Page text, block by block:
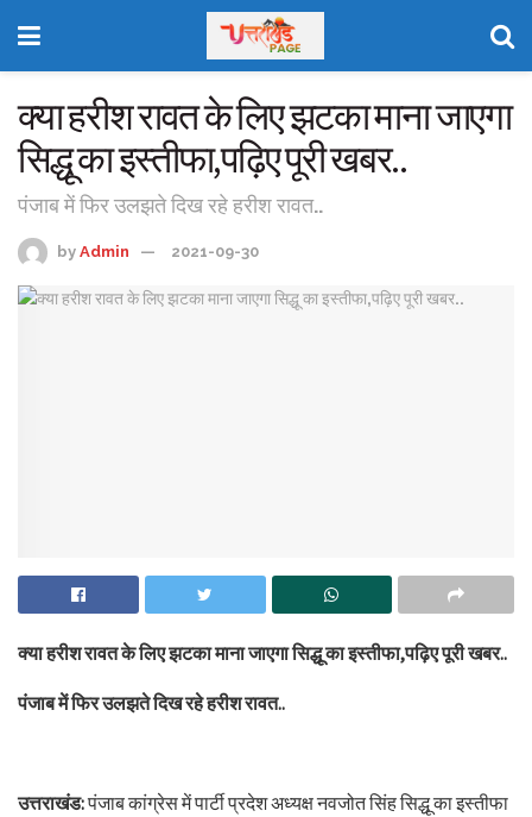
क्या हरीश रावत के लिए झटका माना जाएगा
सिद्धू का इस्तीफा,पढ़िए पूरी खबर..
पंजाब में फिर उलझते दिख रहे हरीश रावत..
by Admin 2021-09-30
क्या हरीश रावत के लिए झटका माना जाएगा सिद्धू का इस्तीफा,पढ़िए पूरी खबर..
पंजाब में फिर उलझते दिख रहे हरीश रावत..
उत्तराखंड:पंजाब कांग्रेस में पार्टी प्रदेश अध्यक्ष नवजोत सिंह सिद्धू का इस्तीफा